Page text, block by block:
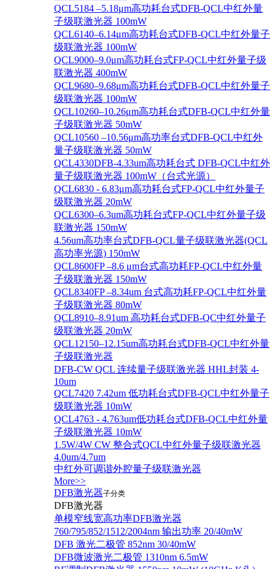
QCL5184 –5.18μm高功耗台式DFB-QCL中红外量
子级联激光器 100mW
QCL6140–6.14μm高功耗台式DFB-QCL中红外量子
级联激光器 100mW
QCL9000–9.0μm高功耗台式FP-QCL中红外量子级
联激光器 400mW
QCL9680–9.68μm高功耗台式DFB-QCL中红外量子
级联激光器 100mW
QCL10260–10.26μm高功耗台式DFB-QCL中红外量
子级联激光器 50mW
QCL10560 –10.56μm高功率台式DFB-QCL中红外
量子级联激光器 50mW
QCL4330DFB-4.33um高功耗台式 DFB-QCL中红外
量子级联激光器 100mW（台式光源）
QCL6830 - 6.83μm高功耗台式FP-QCL中红外量子
级联激光器 20mW
QCL6300–6.3um高功耗台式FP-QCL中红外量子级
联激光器 150mW
4.56um高功率台式DFB-QCL量子级联激光器(QCL
高功率光源) 150mW
QCL8600FP –8.6 μm台式高功耗FP-QCL中红外量
子级联激光器 150mW
QCL8340FP –8.34um 台式高功耗FP-QCL中红外量
子级联激光器 80mW
QCL8910–8.91um 高功耗台式DFB-QC中红外量子
级联激光器 20mW
QCL12150–12.15um高功耗台式DFB-QCL中红外量
子级联激光器
DFB-CW QCL 连续量子级联激光器 HHL封装 4-
10um
QCL7420 7.42um 低功耗台式DFB-QCL中红外量子
级联激光器 10mW
QCL4763 - 4.763um低功耗台式DFB-QCL中红外量
子级联激光器 10mW
1.5W/4W CW 整合式QCL中红外量子级联激光器
4.0um/4.7um
中红外可调谐外腔量子级联激光器
More>>
DFB激光器子分类
DFB激光器
单模窄线宽高功率DFB激光器
760/795/852/1512/2004nm 输出功率 20/40mW
DFB 激光二极管 852nm 30/40mW
DFB微波激光二极管 1310nm 6.5mW